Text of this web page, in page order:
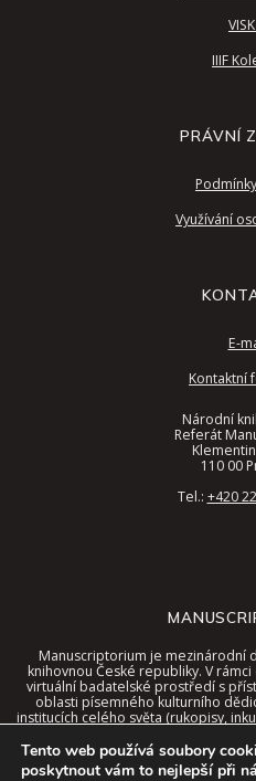
Manuscriptorium je mezinárodní
knihovnou České republiky. V
virtuální badatelské prostředí s
oblasti písemného kulturního
institucích celého světa (rukopisy,
Tyto dokumenty jsou nyní
IIIF
PRÁVNÍ
Využívání
E-
Kontaktní
Národní
Referát
110 00
Tel.: +420
Tento web používá soubory
poskytnout vám to nejlepší při